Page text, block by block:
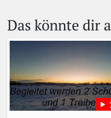
Das könnte dir